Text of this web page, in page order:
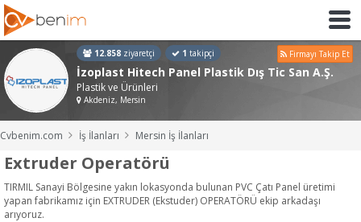
12.858 ziyaretçi 1 takipçi Firmayı Takip Et
İzoplast Hitech Panel Plastik Dış Tic San A.Ş.
Plastik ve Ürünleri
Akdeniz, Mersin
Cvbenim.com İş İlanları Mersin İş İlanları
Extruder Operatörü
TIRMIL Sanayi Bölgesine yakın lokasyonda bulunan PVC Çatı Panel üretimi
yapan fabrikamız için EXTRUDER (Ekstuder) OPERATÖRÜ ekip arkadaşı
arıyoruz.